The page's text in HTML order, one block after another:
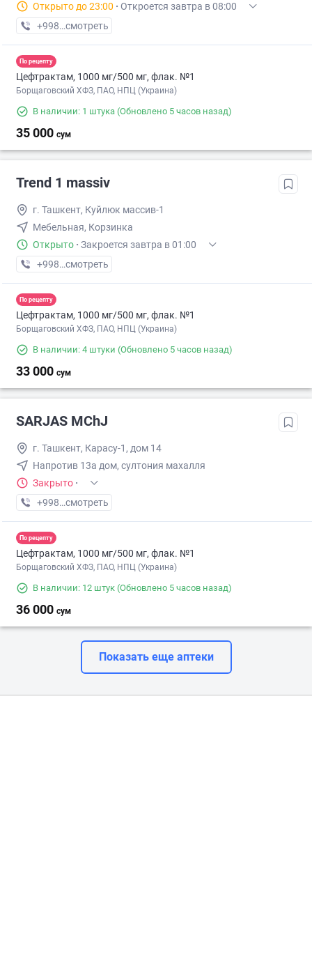
Открыто до 23:00 · Откроется завтра в 08:00
+998 (97) XXX-XX-XX
смотреть
По рецепту
Цефтрактам, 1000 мг/500 мг, флак. №1
Борщаговский ХФЗ, ПАО, НПЦ (Украина)
В наличии: 1 штука (Обновлено 5 часов назад)
35 000 сум
Trend 1 massiv
г. Ташкент, Куйлюк массив-1
Мебельная, Корзинка
Открыто · Закроется завтра в 01:00
+998 (97) XXX-XX-XX
смотреть
По рецепту
Цефтрактам, 1000 мг/500 мг, флак. №1
Борщаговский ХФЗ, ПАО, НПЦ (Украина)
В наличии: 4 штуки (Обновлено 5 часов назад)
33 000 сум
SARJAS MChJ
г. Ташкент, Карасу-1, дом 14
Напротив 13а дом, султония махалля
Закрыто ·
+998 (71) XXX-XX-XX
смотреть
По рецепту
Цефтрактам, 1000 мг/500 мг, флак. №1
Борщаговский ХФЗ, ПАО, НПЦ (Украина)
В наличии: 12 штук (Обновлено 5 часов назад)
36 000 сум
Показать еще аптеки